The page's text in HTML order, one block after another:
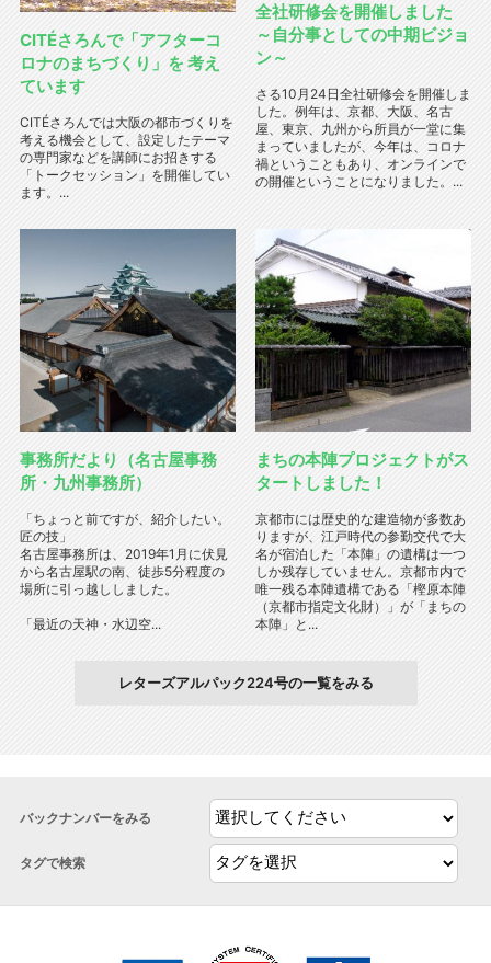
CITÉさろんで「アフターコ
ロナのまちづくり」を 考え
ています
CITÉさろんでは大阪の都市づくりを
考える機会として、設定したテーマ
の専門家などを講師にお招きする
「トークセッション」を開催してい
ます。...
全社研修会を開催しました
～自分事としての中期ビジョ
ン～
さる10月24日全社研修会を開催しま
した。例年は、京都、大阪、名古
屋、東京、九州から所員が一堂に集
まっていましたが、今年は、コロナ
禍ということもあり、オンラインで
の開催ということになりました。...
事務所だより（名古屋事務
所・九州事務所）
「ちょっと前ですが、紹介したい。
匠の技」
名古屋事務所は、2019年1月に伏見
から名古屋駅の南、徒歩5分程度の
場所に引っ越ししました。
「最近の天神・水辺空...
まちの本陣プロジェクトがス
タートしました！
京都市には歴史的な建造物が多数あ
りますが、江戸時代の参勤交代で大
名が宿泊した「本陣」の遺構は一つ
しか残存していません。京都市内で
唯一残る本陣遺構である「樫原本陣
（京都市指定文化財）」が「まちの
本陣」と...
レターズアルパック224号の一覧をみる
バックナンバーをみる
タグで検索